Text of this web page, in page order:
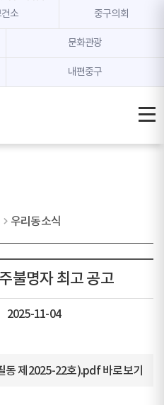
바로가기
바로가기
소 중구의회
문화관광
내편중구
우리동소식
불명자 최고 공고
2025-11-04
동 제2025-22호).pdf 바로보기